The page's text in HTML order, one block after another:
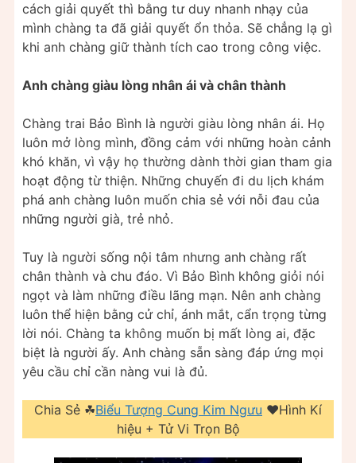
cách giải quyết thì bằng tư duy nhanh nhạy của
mình chàng ta đã giải quyết ổn thỏa. Sẽ chẳng lạ gì
khi anh chàng giữ thành tích cao trong công việc.
Anh chàng giàu lòng nhân ái và chân thành
Chàng trai Bảo Bình là người giàu lòng nhân ái. Họ
luôn mở lòng mình, đồng cảm với những hoàn cảnh
khó khăn, vì vậy họ thường dành thời gian tham gia
hoạt động từ thiện. Những chuyến đi du lịch khám
phá anh chàng luôn muốn chia sẻ với nỗi đau của
những người già, trẻ nhỏ.
Tuy là người sống nội tâm nhưng anh chàng rất
chân thành và chu đáo. Vì Bảo Bình không giỏi nói
ngọt và làm những điều lãng mạn. Nên anh chàng
luôn thể hiện bằng cử chỉ, ánh mắt, cẩn trọng từng
lời nói. Chàng ta không muốn bị mất lòng ai, đặc
biệt là người ấy. Anh chàng sẵn sàng đáp ứng mọi
yêu cầu chỉ cần nàng vui là đủ.
Chia Sẻ ☘Biểu Tượng Cung Kim Ngưu ❤️️Hình Kí
hiệu + Tử Vi Trọn Bộ